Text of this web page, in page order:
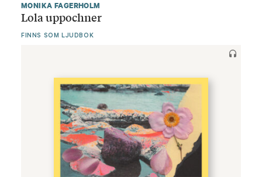
MONIKA FAGERHOLM
Lola uppochner
FINNS SOM LJUDBOK